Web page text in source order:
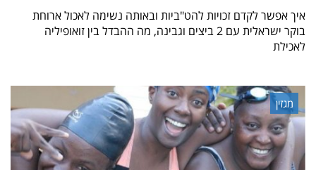
איך אפשר לקדם זכויות להט"ביות ובאותה נשימה לאכול ארוחת
בוקר ישראלית עם 2 ביצים וגבינה, מה ההבדל בין זואופיליה
לאכילת
מגזין